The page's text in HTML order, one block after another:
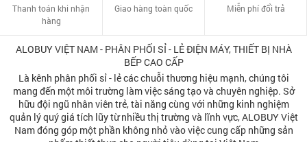
Thanh toán khi nhận
hàng
Giao hàng toàn quốc Miễn phí đổi trả
ALOBUY VIỆT NAM - PHÂN PHỐI SỈ - LẺ ĐIỆN MÁY, THIẾT BỊ NHÀ
BẾP CAO CẤP
Là kênh phân phối sỉ - lẻ các chuỗi thương hiệu mạnh, chúng tôi
mang đến một môi trường làm việc sáng tạo và chuyên nghiệp. Sở
hữu đội ngũ nhân viên trẻ, tài năng cùng với những kinh nghiệm
quản lý quý giá tích lũy từ nhiều thị trường và lĩnh vực, ALOBUY Việt
Nam đóng góp một phần không nhỏ vào việc cung cấp những sản